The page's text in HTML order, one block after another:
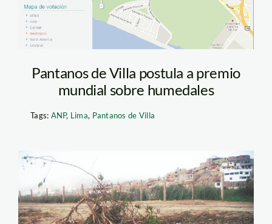
Pantanos de Villa postula a premio
mundial sobre humedales
Tags: ANP, Lima, Pantanos de Villa
tala_pantanos de villa